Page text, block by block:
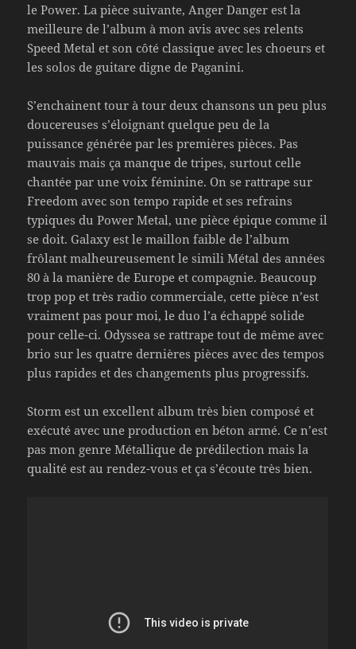
le Power. La pièce suivante, Anger Danger est la
meilleure de l’album à mon avis avec ses relents
Speed Metal et son côté classique avec les choeurs et
les solos de guitare digne de Paganini.
S’enchainent tour à tour deux chansons un peu plus
doucereuses s’éloignant quelque peu de la
puissance générée par les premières pièces. Pas
mauvais mais ça manque de tripes, surtout celle
chantée par une voix féminine. On se rattrape sur
Freedom avec son tempo rapide et ses refrains
typiques du Power Metal, une pièce épique comme il
se doit. Galaxy est le maillon faible de l’album
frôlant malheureusement le simili Métal des années
80 à la manière de Europe et compagnie. Beaucoup
trop pop et très radio commerciale, cette pièce n’est
vraiment pas pour moi, le duo l’a échappé solide
pour celle-ci. Odyssea se rattrape tout de même avec
brio sur les quatre dernières pièces avec des tempos
plus rapides et des changements plus progressifs.
Storm est un excellent album très bien composé et
exécuté avec une production en béton armé. Ce n’est
pas mon genre Métallique de prédilection mais la
qualité est au rendez-vous et ça s’écoute très bien.